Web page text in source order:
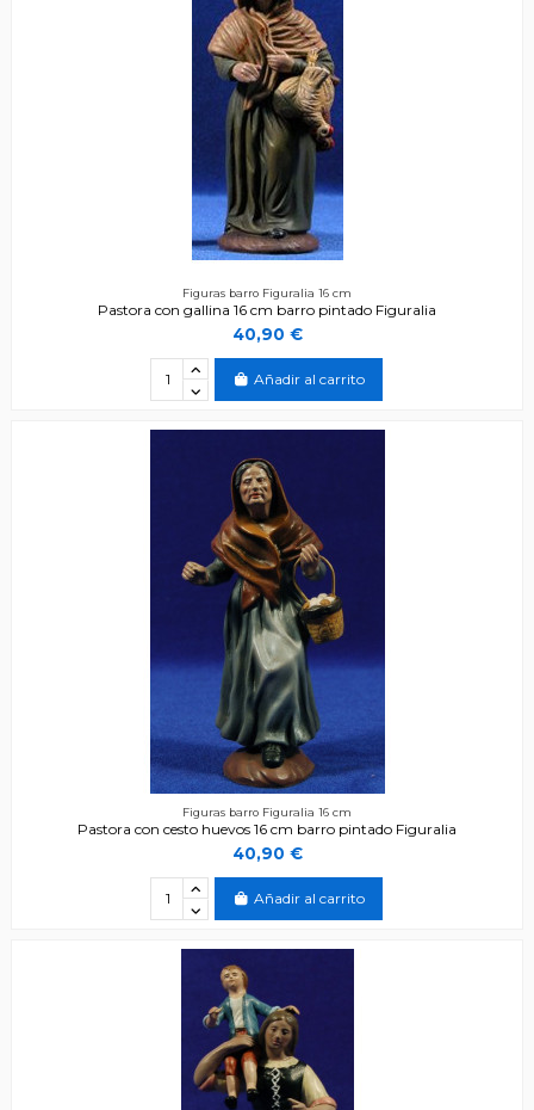
Figuras barro Figuralia 16 cm
Pastora con gallina 16 cm barro pintado Figuralia
40,90 €
Añadir al carrito
Figuras barro Figuralia 16 cm
Pastora con cesto huevos 16 cm barro pintado Figuralia
40,90 €
Añadir al carrito